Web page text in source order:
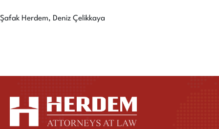
Şafak Herdem, Deniz Çelikkaya